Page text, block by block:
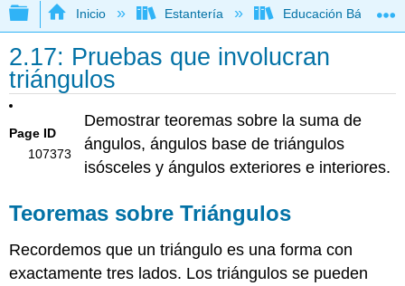
Expandir/contraer jerarquía global
Inicio Estantería Educación Básica
2.17: Pruebas que involucran
triángulos
Page ID
107373
Demostrar teoremas sobre la suma de
ángulos, ángulos base de triángulos
isósceles y ángulos exteriores e interiores.
Teoremas sobre Triángulos
Recordemos que un triángulo es una forma con
exactamente tres lados. Los triángulos se pueden